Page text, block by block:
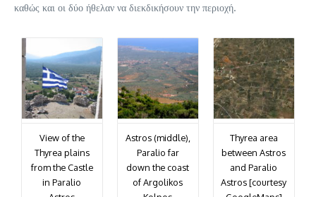
καθώς και οι δύο ήθελαν να διεκδικήσουν την περιοχή.
View of the
Thyrea plains
from the Castle
in Paralio
Astros (middle),
Paralio far
down the coast
of Argolikos
Thyrea area
between Astros
and Paralio
Astros [courtesy